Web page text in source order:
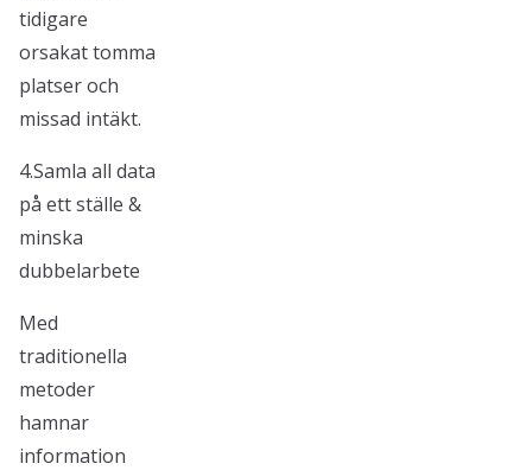
tidigare
orsakat tomma
platser och
missad intäkt.
4.Samla all data
på ett ställe &
minska
dubbelarbete
Med
traditionella
metoder
hamnar
information